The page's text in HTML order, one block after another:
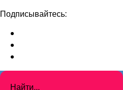
Подписывайтесь: